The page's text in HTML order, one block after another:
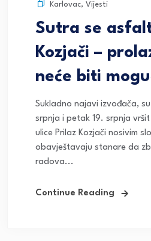
Karlovac, Vijesti
Sutra se
Kozjači –
neće biti
Sukladno najavi izvođača,
srpnja i petak 19. srpnja
ulice Prilaz Kozjači nosivim
obavještavaju stanare da
radova...
Continue Reading